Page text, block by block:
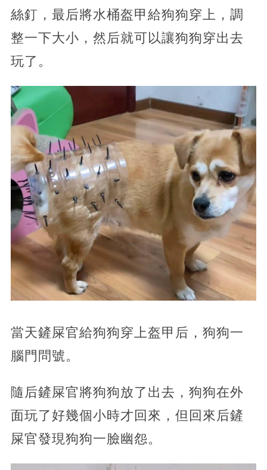
絲釘，最后將水桶盔甲給狗狗穿上，調
整一下大小，然后就可以讓狗狗穿出去
玩了。
當天鏟屎官給狗狗穿上盔甲后，狗狗一
腦門問號。
隨后鏟屎官將狗狗放了出去，狗狗在外
面玩了好幾個小時才回來，但回來后鏟
屎官發現狗狗一臉幽怨。